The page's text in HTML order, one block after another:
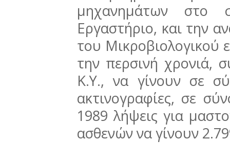
μηχανημάτων στο
Εργαστήριο, και την
του Μικροβιολογικού
την περσινή χρονιά,
Κ.Υ., να γίνουν σε
ακτινογραφίες, σε
1989 λήψεις για
ασθενών να γίνουν